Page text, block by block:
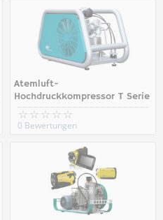
Atemluft-
Hochdruckkompressor T Serie
0 Bewertungen